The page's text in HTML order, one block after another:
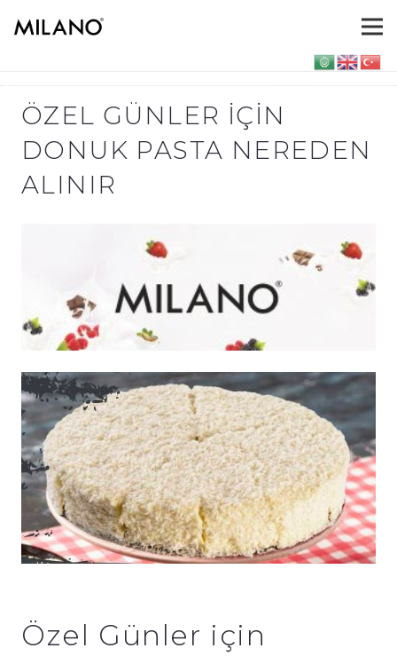
ÖZEL GÜNLER IÇIN
DONUK PASTA NEREDEN
ALINIR
Özel Günler için